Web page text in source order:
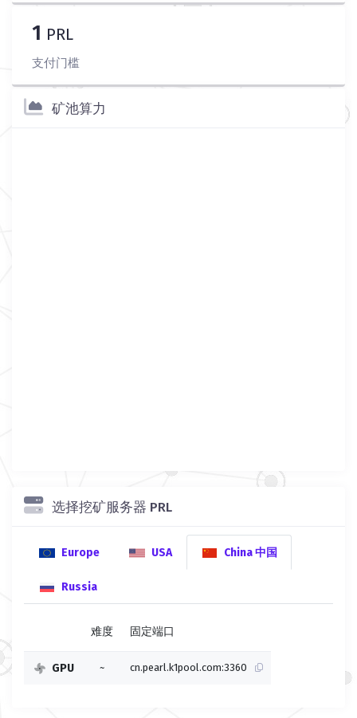
1 PRL
支付门槛
矿池算力
选择挖矿服务器 PRL
Europe USA China 中国
Russia
难度 固定端口
GPU ~ cn.pearl.k1pool.com:3360